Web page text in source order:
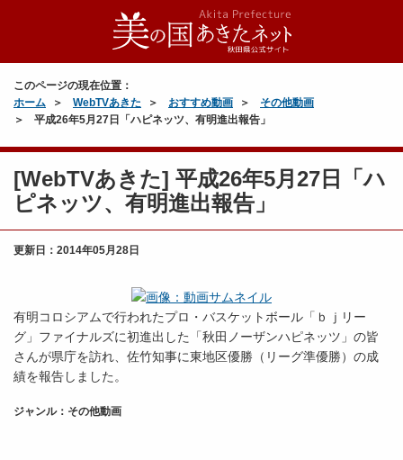
このページの現在位置：
ホーム
WebTVあきた おすすめ動画
その他動画
平成26年5月27日「ハピネッツ、有明進出報告」
[WebTVあきた] 平成26年5月27日「ハ
ピネッツ、有明進出報告」
更新日： 2014年05月28日
有明コロシアムで行われたプロ・バスケットボール「ｂｊリー
グ」ファイナルズに初進出した「秋田ノーザンハピネッツ」の皆
さんが県庁を訪れ、佐竹知事に東地区優勝（リーグ準優勝）の成
績を報告しました。
ジャンル：その他動画